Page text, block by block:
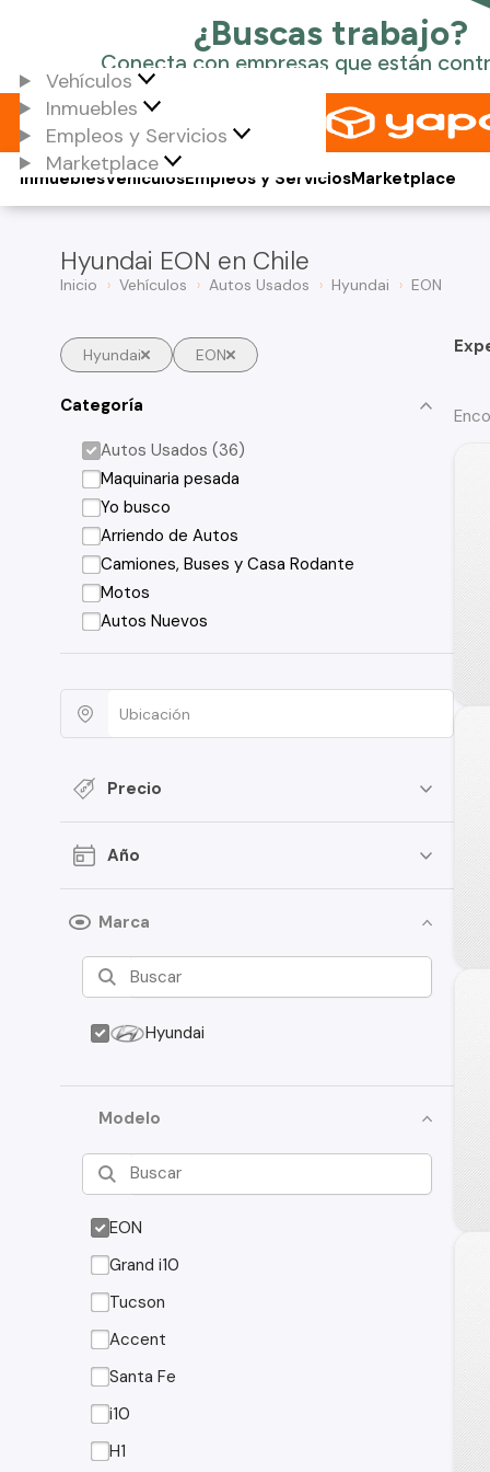
Vehículos
Inmuebles
Empleos y Servicios
Marketplace
Vehículos
Inmuebles Empleos y ServiciosMarketplace
Hyundai EON en Chile
Inicio Vehículos Autos Usados Hyundai EON
Hyundai EON
Categoría
Autos Usados (36)
Maquinaria pesada
Yo busco
Arriendo de Autos
Camiones, Buses y Casa Rodante
Motos
Autos Nuevos
Precio
Año
Marca
Hyundai
Modelo
EON
Grand i10
Tucson
Accent
Santa Fe
i10
H1